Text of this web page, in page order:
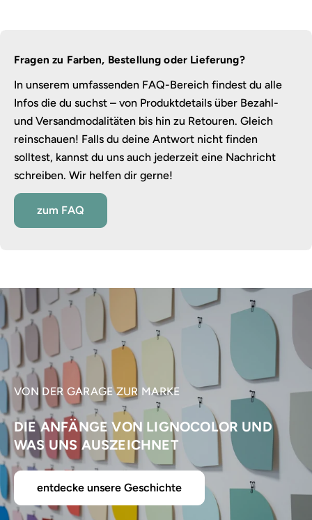
Fragen zu Farben, Bestellung oder Lieferung?
In unserem umfassenden FAQ-Bereich findest du alle
Infos die du suchst – von Produktdetails über Bezahl-
und Versandmodalitäten bis hin zu Retouren. Gleich
reinschauen! Falls du deine Antwort nicht finden
solltest, kannst du uns auch jederzeit eine Nachricht
schreiben. Wir helfen dir gerne!
zum FAQ
VON DER GARAGE ZUR MARKE
DIE ANFÄNGE VON LIGNOCOLOR UND
WAS UNS AUSZEICHNET
entdecke unsere Geschichte